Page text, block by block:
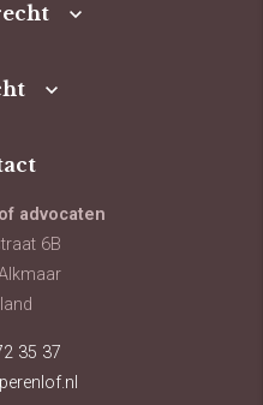
advocaten
6B
35 37